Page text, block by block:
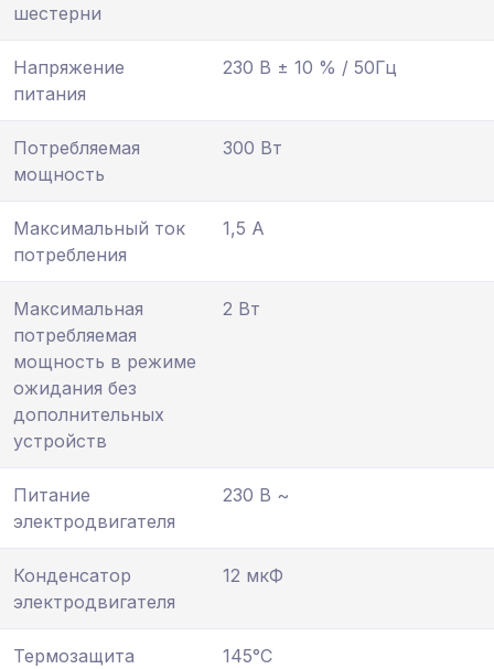
шестерни
Напряжение
питания
230 В ± 10 % / 50Гц
Потребляемая
мощность
300 Вт
Максимальный ток
потребления
1,5 А
Максимальная
потребляемая
мощность в режиме
ожидания без
дополнительных
устройств
2 Вт
Питание
электродвигателя
230 В ~
Конденсатор
электродвигателя
12 мкФ
Термозащита
145°С